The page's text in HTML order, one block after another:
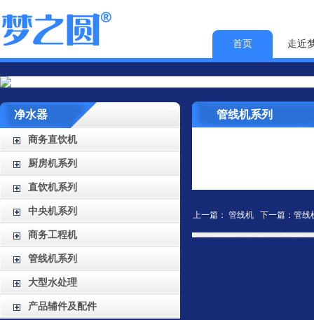
首页 走近
管线机系列
上一篇：管线机 下一篇：管线
净水器
商务直饮机
厨房机系列
直饮机系列
中央机系列
商务工程机
管线机系列
大型水处理
产品辅件及配件